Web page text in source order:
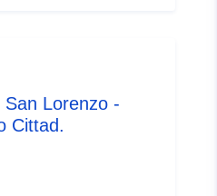
Lorenzo -
Cittad.